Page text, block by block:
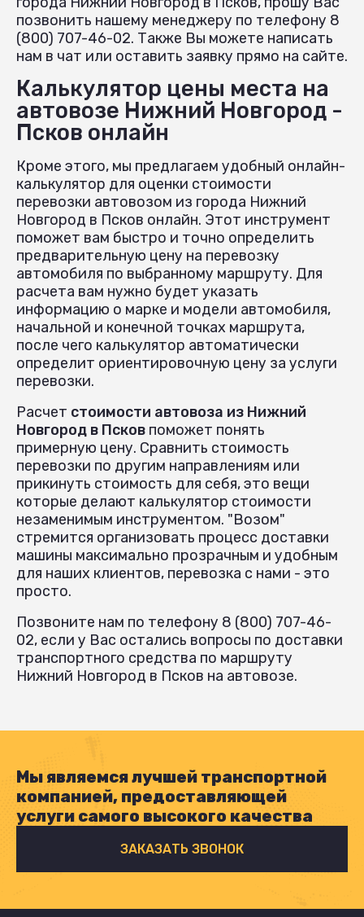
позвонить нашему менеджеру по телефону 8
(800) 707-46-02. Также Вы можете написать
нам в чат или оставить заявку прямо на сайте.
Калькулятор цены места на
автовозе Нижний Новгород -
Псков онлайн
Кроме этого, мы предлагаем удобный онлайн-
калькулятор для оценки стоимости
перевозки автовозом из города Нижний
Новгород в Псков онлайн. Этот инструмент
поможет вам быстро и точно определить
предварительную цену на перевозку
автомобиля по выбранному маршруту. Для
расчета вам нужно будет указать
информацию о марке и модели автомобиля,
начальной и конечной точках маршрута,
после чего калькулятор автоматически
определит ориентировочную цену за услуги
перевозки.
Расчет стоимости автовоза из Нижний
Новгород в Псков поможет понять
примерную цену. Сравнить стоимость
перевозки по другим направлениям или
прикинуть стоимость для себя, это вещи
которые делают калькулятор стоимости
незаменимым инструментом. "Возом"
стремится организовать процесс доставки
машины максимально прозрачным и удобным
для наших клиентов, перевозка с нами - это
просто.
Позвоните нам по телефону 8 (800) 707-46-
02, если у Вас остались вопросы по доставки
транспортного средства по маршруту
Нижний Новгород в Псков на автовозе.
Мы являемся лучшей транспортной
компанией, предоставляющей
услуги самого высокого качества
ЗАКАЗАТЬ ЗВОНОК